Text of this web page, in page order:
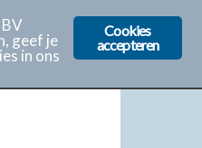
Cookies
accepteren
geef je
in ons